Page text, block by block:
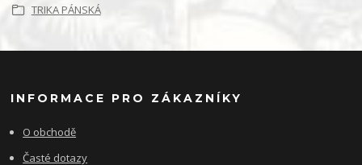
TRIKA PÁNSKÁ
INFORMACE PRO ZÁKAZNÍKY
O obchodě
Časté dotazy